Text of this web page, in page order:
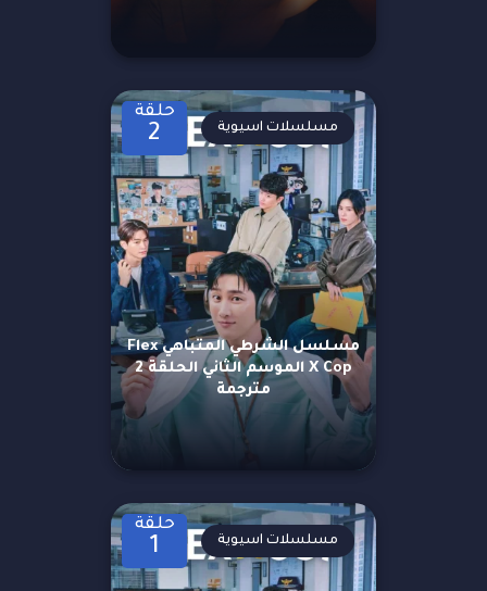
حلقة
2
مسلسل الشرطي المتباهي Flex
X Cop الموسم الثاني الحلقة 2
مترجمة
مسلسلات اسيوية
حلقة
1 مسلسلات اسيوية